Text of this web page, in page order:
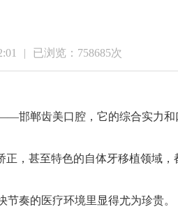
| 已浏览： 758685次
邯郸齿美口腔，它的综合实力和
，甚至特色的自体牙移植领域，
奏的医疗环境里显得尤为珍贵。